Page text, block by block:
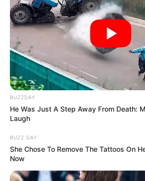
Beby Tsabina
BUZZDAY
He Was Just A Step Away From Death:
Laugh
BUZZ DAY
She Chose To Remove The Tattoos On
Now